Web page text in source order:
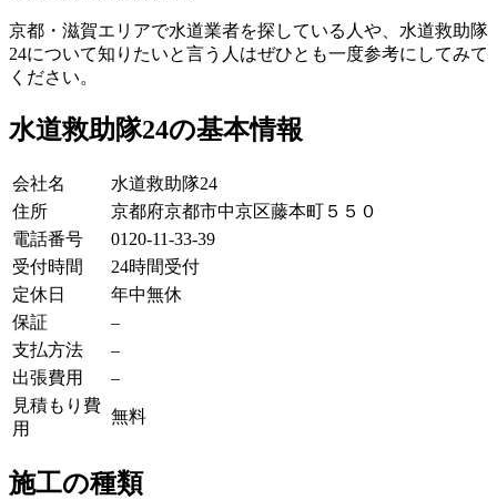
京都・滋賀エリアで水道業者を探している人や、水道救助隊
24について知りたいと言う人はぜひとも一度参考にしてみて
ください。
水道救助隊24の基本情報
会社名
水道救助隊24
住所
京都府京都市中京区藤本町５５０
電話番号
0120-11-33-39
受付時間
24時間受付
定休日
年中無休
保証
–
支払方法
–
出張費用
–
見積もり費
用
無料
施工の種類